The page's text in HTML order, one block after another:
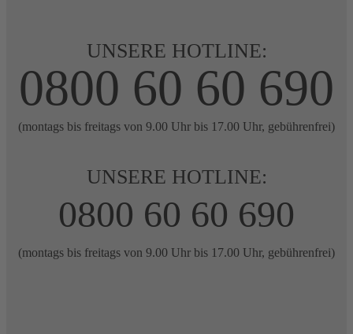
UNSERE HOTLINE:
0800 60 60 690
(montags bis freitags von 9.00 Uhr bis 17.00 Uhr, gebührenfrei)
UNSERE HOTLINE:
0800 60 60 690
(montags bis freitags von 9.00 Uhr bis 17.00 Uhr, gebührenfrei)